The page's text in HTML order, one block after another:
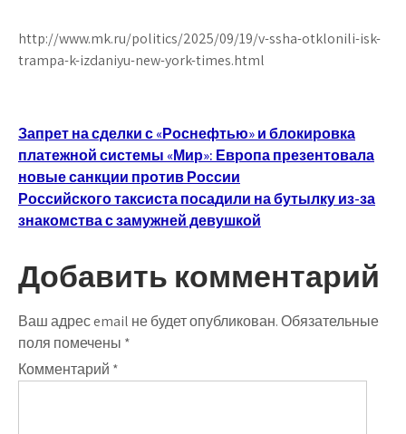
http://www.mk.ru/politics/2025/09/19/v-ssha-otklonili-isk-
trampa-k-izdaniyu-new-york-times.html
Навигация
по
записям
Запрет на сделки с «Роснефтью» и блокировка
платежной системы «Мир»: Европа презентовала
новые санкции против России
Российского таксиста посадили на бутылку из-за
знакомства с замужней девушкой
Добавить комментарий
Ваш адрес email не будет опубликован.Обязательные
поля помечены *
Комментарий *